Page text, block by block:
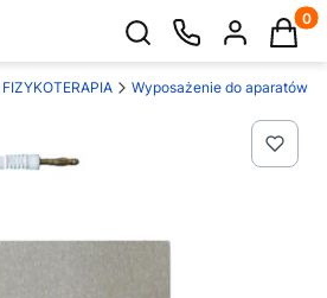
Otwórz wyszukiwarkę
FIZYKOTERAPIA Wyposażenie do aparatów